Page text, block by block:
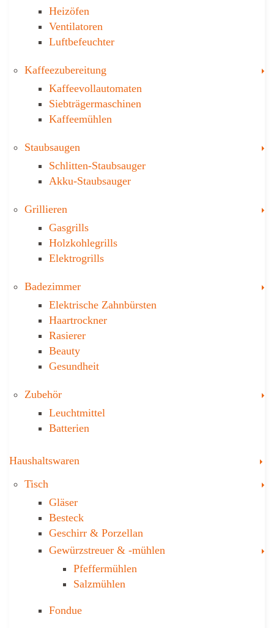
Heizöfen
Ventilatoren
Luftbefeuchter
Kaffee­zubereitung
Kaffeevollautomaten
Siebträgermaschinen
Kaffeemühlen
Staubsaugen
Schlitten-Staubsauger
Akku-Staubsauger
Grillieren
Gasgrills
Holzkohlegrills
Elektrogrills
Badezimmer
Elektrische Zahnbürsten
Haartrockner
Rasierer
Beauty
Gesundheit
Zubehör
Leuchtmittel
Batterien
Haushaltswaren
Tisch
Gläser
Besteck
Geschirr & Porzellan
Gewürzstreuer­ & -mühlen
Pfeffermühlen
Salzmühlen
Fondue